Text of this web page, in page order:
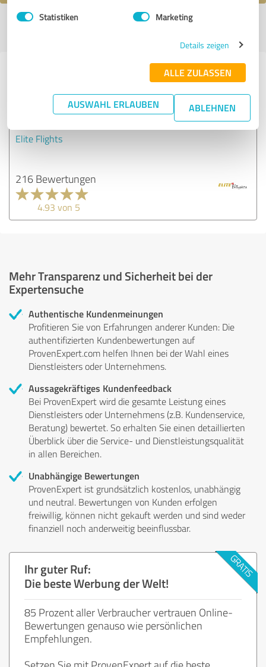
Statistiken Marketing
Details zeigen
ALLE ZULASSEN
AUSWAHL ERLAUBEN ABLEHNEN
Profil aktiv seit 16.03.2020 | Letzte Aktualisierung: 28.07.2026
Erfahrungen zu weiteren
Anbietern aus dem Bereich
Dienstleistungen
Elite Flights
216 Bewertungen
4.93 von 5
Mehr Transparenz und Sicherheit bei der
Expertensuche
Authentische Kundenmeinungen
Profitieren Sie von Erfahrungen anderer Kunden: Die
authentifizierten Kundenbewertungen auf
ProvenExpert.com helfen Ihnen bei der Wahl eines
Dienstleisters oder Unternehmens.
Aussagekräftiges Kundenfeedback
Bei ProvenExpert wird die gesamte Leistung eines
Dienstleisters oder Unternehmens (z.B. Kundenservice,
Beratung) bewertet. So erhalten Sie einen detaillierten
Überblick über die Service- und Dienstleistungsqualität
in allen Bereichen.
Unabhängige Bewertungen
ProvenExpert ist grundsätzlich kostenlos, unabhängig
und neutral. Bewertungen von Kunden erfolgen
freiwillig, können nicht gekauft werden und sind weder
finanziell noch anderweitig beeinflussbar.
Ihr guter Ruf:
Die beste Werbung der Welt!
85 Prozent aller Verbraucher vertrauen Online-
Bewertungen genauso wie persönlichen
Empfehlungen.